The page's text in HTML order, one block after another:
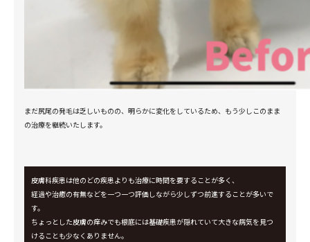
まだ尻尾の発毛は乏しいものの、明らかに変化をしているため、もう少しこのまま
の治療を継続いたします。
皮膚科疾患は他のどの疾患よりも治療に時間を要することが多く、
経過や治癒の有無などを一つ一つ評価しながら少しずつ前進することが多いで
す。
ちょっとした皮膚の痒みでも根底には基礎疾患が隠れていて大きな病気を見つ
けることも少なくありません。